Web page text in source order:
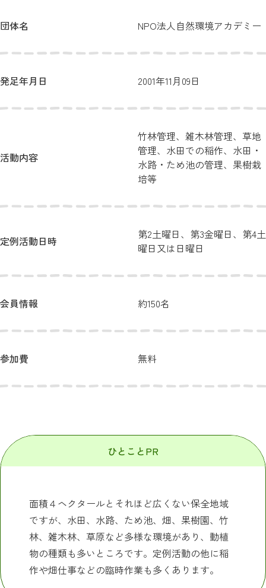
団体名 NPO法人自然環境アカデミー
発足年月日 2001年11月09日
活動内容
竹林管理、雑木林管理、草地
管理、水田での稲作、水田・
水路・ため池の管理、果樹栽
培等
定例活動日時
第2土曜日、第3金曜日、第4土
曜日又は日曜日
会員情報 約150名
参加費 無料
ひとことPR
面積４ヘクタールとそれほど広くない保全地域
ですが、水田、水路、ため池、畑、果樹園、竹
林、雑木林、草原など多様な環境があり、動植
物の種類も多いところです。定例活動の他に稲
作や畑仕事などの臨時作業も多くあります。